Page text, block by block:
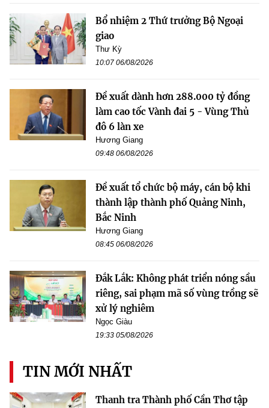
Bổ nhiệm 2 Thứ trưởng Bộ Ngoại
giao
Thư Kỳ
10:07 06/08/2026
Đề xuất dành hơn 288.000 tỷ đồng
làm cao tốc Vành đai 5 - Vùng Thủ
đô 6 làn xe
Hương Giang
09:48 06/08/2026
Đề xuất tổ chức bộ máy, cán bộ khi
thành lập thành phố Quảng Ninh,
Bắc Ninh
Hương Giang
08:45 06/08/2026
Đắk Lắk: Không phát triển nóng sầu
riêng, sai phạm mã số vùng trồng sẽ
xử lý nghiêm
Ngọc Giàu
19:33 05/08/2026
TIN MỚI NHẤT
Thanh tra Thành phố Cần Thơ tập